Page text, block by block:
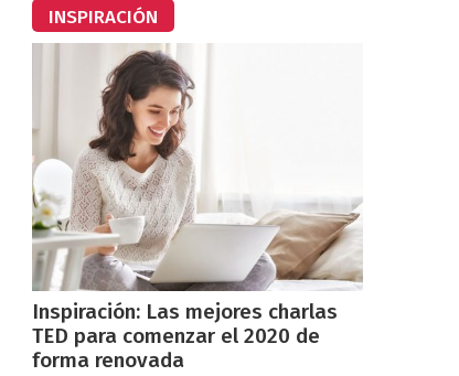
INSPIRACIÓN
Inspiración: Las mejores charlas
TED para comenzar el 2020 de
forma renovada